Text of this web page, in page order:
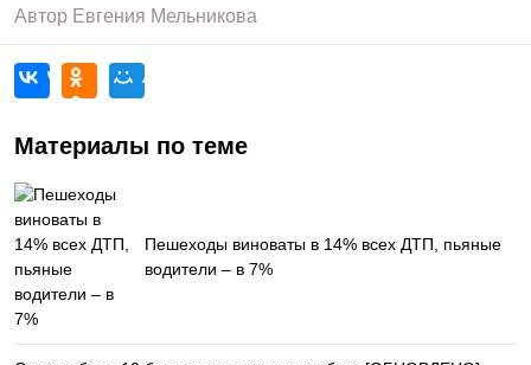
Автор Евгения Мельникова
Материалы по теме
Пешеходы виноваты в 14% всех ДТП, пьяные
водители – в 7%